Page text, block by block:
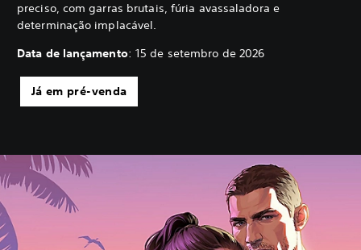
preciso, com garras brutais, fúria avassaladora e
determinação implacável.
Data de lançamento: 15 de setembro de 2026
Já em pré-venda